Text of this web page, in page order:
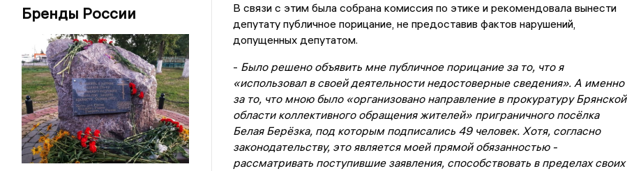
Бренды России
В связи с этим была собрана комиссия по этике и рекомендовала вынести
депутату публичное порицание, не предоставив фактов нарушений,
допущенных депутатом.
- Было решено объявить мне публичное порицание за то, что я
«использовал в своей деятельности недостоверные сведения». А именно
за то, что мною было «организовано направление в прокуратуру Брянской
области коллективного обращения жителей» приграничного посёлка
Белая Берёзка, под которым подписались 49 человек. Хотя, согласно
законодательству, это является моей прямой обязанностью -
рассматривать поступившие заявления, способствовать в пределах своих